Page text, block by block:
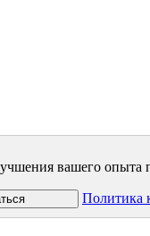
вашего опыта
Политика